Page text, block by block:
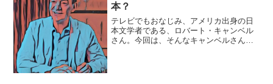
本？
テレビでもおなじみ、アメリカ出身の日
本文学者である、ロバート・キャンベル
さん。今回は、そんなキャンベルさんを